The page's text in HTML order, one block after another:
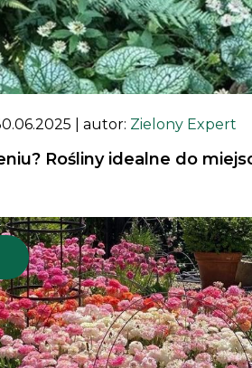
| autor: Zielony Expert
Rośliny idealne do